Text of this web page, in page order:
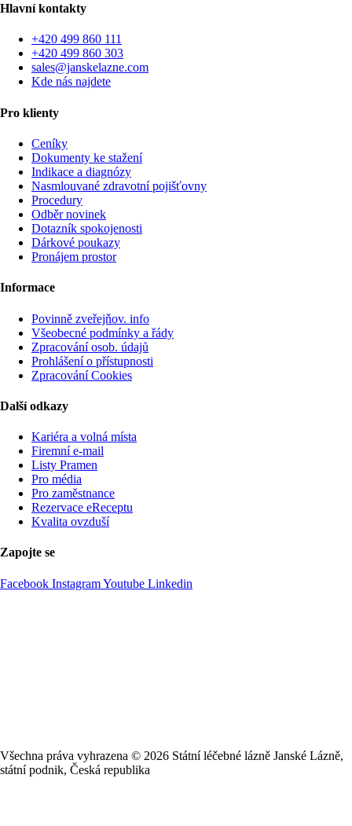
Hlavní kontakty
+420 499 860 111
+420 499 860 303
sales@janskelazne.com
Kde nás najdete
Pro klienty
Ceníky
Dokumenty ke stažení
Indikace a diagnózy
Nasmlouvané zdravotní pojišťovny
Procedury
Odběr novinek
Dotazník spokojenosti
Dárkové poukazy
Pronájem prostor
Informace
Povinně zveřejňov. info
Všeobecné podmínky a řády
Zpracování osob. údajů
Prohlášení o přístupnosti
Zpracování Cookies
Další odkazy
Kariéra a volná místa
Firemní­ e-mail
Listy Pramen
Pro média
Pro zaměstnance
Rezervace eReceptu
Kvalita ovzduší
Zapojte se
Facebook InstagramYoutube Linkedin
Všechna práva vyhrazena © 2026 Státní léčebné lázně Janské Lázně,
státní podnik, Česká republika